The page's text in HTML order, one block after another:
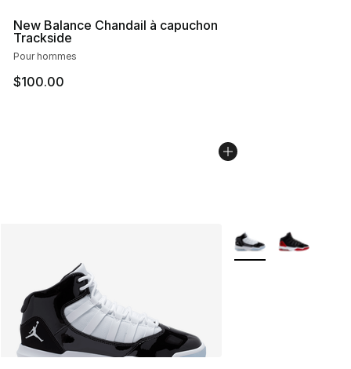
New Balance Chandail à capuchon
Trackside
Pour hommes
$100.00
Plus de couleurs